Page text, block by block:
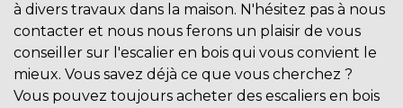
à divers travaux dans la maison. N'hésitez pas à nous
contacter et nous nous ferons un plaisir de vous
conseiller sur l'escalier en bois qui vous convient le
mieux. Vous savez déjà ce que vous cherchez ?
Vous pouvez toujours acheter des escaliers en bois